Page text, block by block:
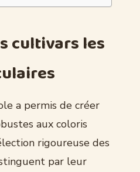
cultivars les
a permis de créer
aux coloris
rigoureuse des
par leur